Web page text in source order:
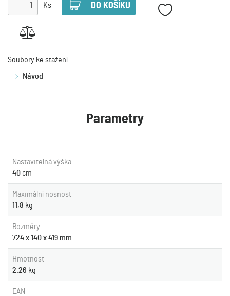
Ks
Soubory ke stažení
Návod
Parametry
Nastavitelná výška
40 cm
Maximální nosnost
11,8 kg
Rozměry
724 x 140 x 419 mm
Hmotnost
2.26 kg
EAN